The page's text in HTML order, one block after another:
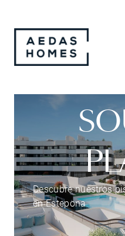
Descubre nuestros
en Estepona